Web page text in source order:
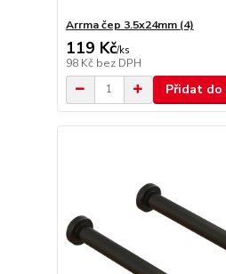
Arrma čep 3.5x24mm (4)
119 Kč/ks
98 Kč bez DPH
Přidat do